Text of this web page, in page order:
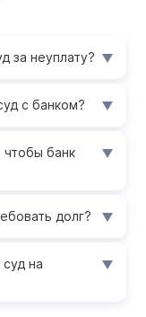
за неуплату?
с банком?
банк
долг?
на